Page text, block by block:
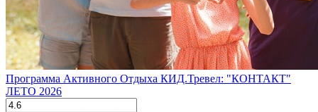
Программа Активного Отдыха КИД.Тревел: "КОНТАКТ"
ЛЕТО 2026